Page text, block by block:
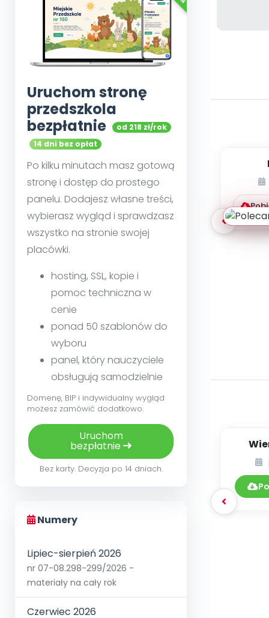
Uruchom stronę
przedszkola
bezpłatnie
od 218 zł/rok
14 dni bez opłat
Po kilku minutach masz gotową
stronę i dostęp do prostego
panelu. Dodajesz własne treści,
wybierasz wygląd i sprawdzasz
wszystko na stronie swojej
placówki.
hosting, SSL, kopie i
pomoc techniczna w
cenie
ponad 50 szablonów do
wyboru
panel, który nauczyciele
obsługują samodzielnie
Domenę, BIP i indywidualny wygląd
możesz zamówić dodatkowo.
Uruchom
bezpłatnie
Bez karty. Decyzja po 14 dniach.
Numery
Lipiec-sierpień 2026
nr 07-08.298-299/2026 -
materiały na cały rok
Czerwiec 2026